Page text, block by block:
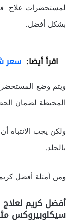
لمستحضرات علاج
بشكل أفضل.
اقرأ أيضا: سعر
ويتم وضع
المحيطة لضمان
ولكن يجب
بالجلد.
ومن أمثلة أفضل
أفضل كريم
سيكلوبيروكس